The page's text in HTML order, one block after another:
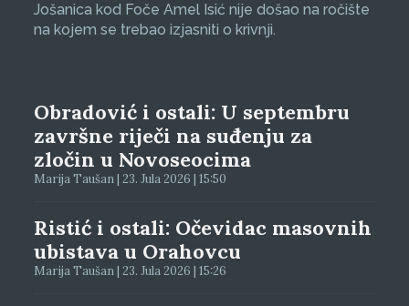
Jošanica kod Foče Amel Isić nije došao na ročište
na kojem se trebao izjasniti o krivnji.
Obradović i ostali: U septembru
završne riječi na suđenju za
zločin u Novoseocima
Marija Taušan | 23. Jula 2026 | 15:50
Ristić i ostali: Očevidac masovnih
ubistava u Orahovcu
Marija Taušan | 23. Jula 2026 | 15:26